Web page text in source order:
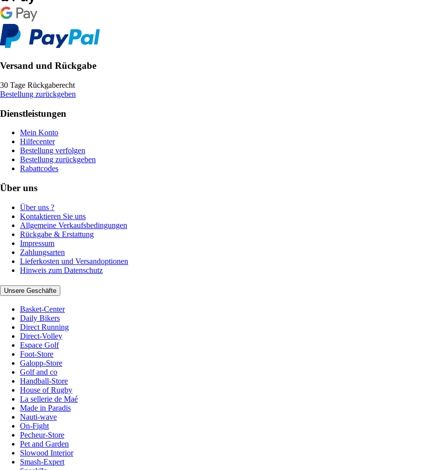
Versand und Rückgabe
30 Tage Rückgaberecht
Bestellung zurückgeben
Dienstleistungen
Mein Konto
Hilfecenter
Bestellung verfolgen
Bestellung zurückgeben
Rabattcodes
Über uns
Über uns ?
Kontaktieren Sie uns
Allgemeine Verkaufsbedingungen
Rückgabe & Erstattung
Impressum
Zahlungsarten
Lieferkosten und Versandoptionen
Hinweis zum Datenschutz
Unsere Geschäfte
Basket-Center
Daily Bikers
Direct Running
Direct-Volley
Espace Golf
Foot-Store
Galopp-Store
Golf and co
Handball-Store
House of Rugby
La sellerie de Maé
Made in Paradis
Nauti-wave
On-Fight
Pecheur-Store
Pet and Garden
Slowood Interior
Smash-Expert